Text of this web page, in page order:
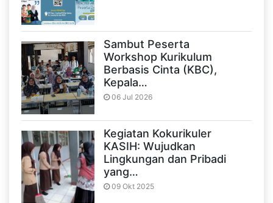
Sambut Peserta
Workshop Kurikulum
Berbasis Cinta (KBC),
Kepala…
06 Jul 2026
Kegiatan Kokurikuler
KASIH: Wujudkan
Lingkungan dan Pribadi
yang…
09 Okt 2025